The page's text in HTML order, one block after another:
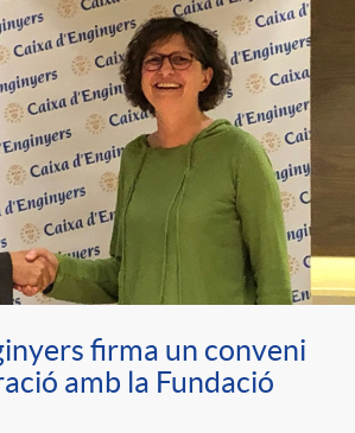
firma un conveni
amb la Fundació